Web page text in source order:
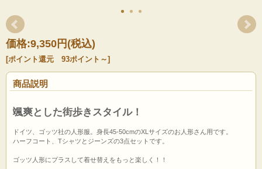
価格:9,350円 (税込)
[ポイント還元 93ポイント～]
商品説明
颯爽とした街歩きスタイル！
ドイツ、ゴッツ社の人形服。身長45-50cmのXLサイズのお人形さん用です。
ハーフコート、Tシャツとジーンズの3点セットです。
ゴッツ人形にプラスして着せ替えをもっと楽しく！！